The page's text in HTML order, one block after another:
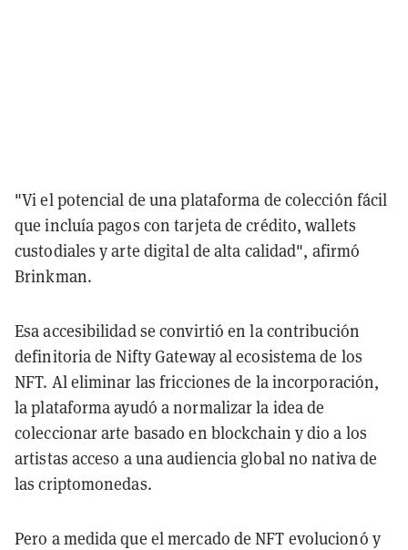
"Vi el potencial de una plataforma de colección fácil
que incluía pagos con tarjeta de crédito, wallets
custodiales y arte digital de alta calidad", afirmó
Brinkman.
Esa accesibilidad se convirtió en la contribución
definitoria de Nifty Gateway al ecosistema de los
NFT. Al eliminar las fricciones de la incorporación,
la plataforma ayudó a normalizar la idea de
coleccionar arte basado en blockchain y dio a los
artistas acceso a una audiencia global no nativa de
las criptomonedas.
Pero a medida que el mercado de NFT evolucionó y